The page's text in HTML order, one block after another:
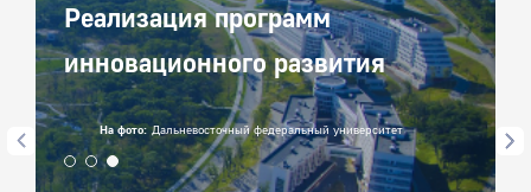
Реализация программ
инновационного развития
На фото: Дальневосточный федеральный университет